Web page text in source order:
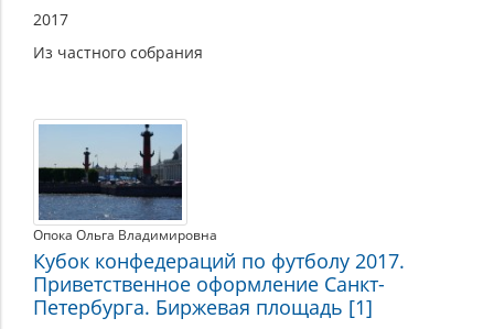
2017
Из частного собрания
Опока Ольга Владимировна
Кубок конфедераций по футболу 2017.
Приветственное оформление Санкт-
Петербурга. Биржевая площадь [1]